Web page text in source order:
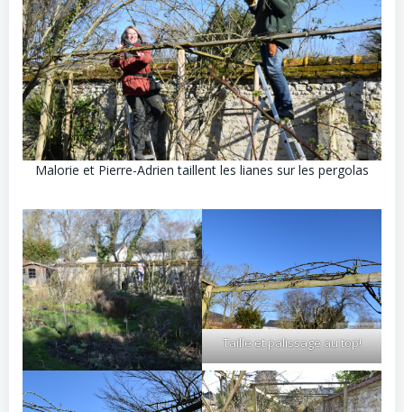
Malorie et Pierre-Adrien taillent les lianes sur les pergolas
Taille et palissage au top!